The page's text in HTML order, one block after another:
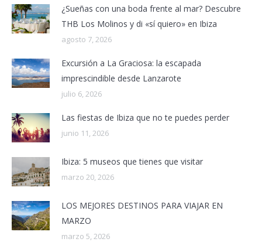
¿Sueñas con una boda frente al mar? Descubre
THB Los Molinos y di «sí quiero» en Ibiza
agosto 7, 2026
Excursión a La Graciosa: la escapada
imprescindible desde Lanzarote
julio 6, 2026
Las fiestas de Ibiza que no te puedes perder
junio 11, 2026
Ibiza: 5 museos que tienes que visitar
marzo 20, 2026
LOS MEJORES DESTINOS PARA VIAJAR EN
MARZO
marzo 5, 2026